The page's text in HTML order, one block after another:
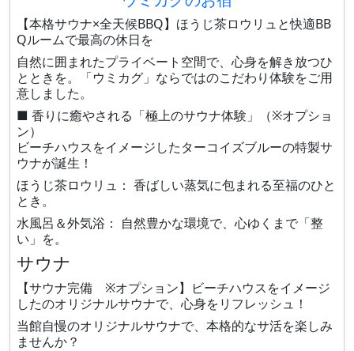
【本格サウナ×全天候BBQ】ほうじ茶ロウリュと快適BB
Qルームで最高の休日を
自然に囲まれたプライベート空間で、心身を解き放つひ
とときを。「ウミカグ」ならではのこだわり体験をご用
意しました。
■ 香りに癒やされる「極上のサウナ体験」（※オプショ
ン）
ビーチハウスをイメージしたターコイズブルーの特製サ
ウナが誕生！
ほうじ茶ロウリュ： 香ばしい蒸気に包まれる至福のひと
とき。
水風呂＆外気浴： 自然豊かな環境で、心ゆくまで「整
い」を。
サウナ
【サウナ完備 ※オプション】ビーチハウスをイメージ
したのオリジナルサウナで、心身をリフレッシュ！
当館自慢のオリジナルサウナで、本格的なサ活を楽しみ
ませんか？